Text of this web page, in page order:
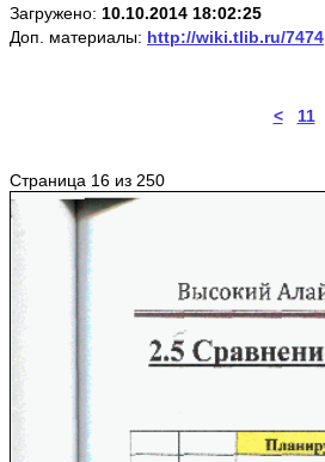
Загружено: 10.10.2014 18:02:25
Доп. материалы: http://wiki.tlib.ru/7474
< 11
Страница 16 из 250